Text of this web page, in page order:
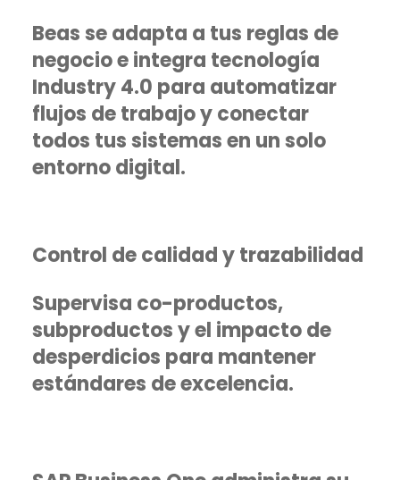
Beas se adapta a tus reglas de
negocio e integra tecnología
Industry 4.0 para automatizar
flujos de trabajo y conectar
todos tus sistemas en un solo
entorno digital.
Control de calidad y trazabilidad
Supervisa co-productos,
subproductos y el impacto de
desperdicios para mantener
estándares de excelencia.